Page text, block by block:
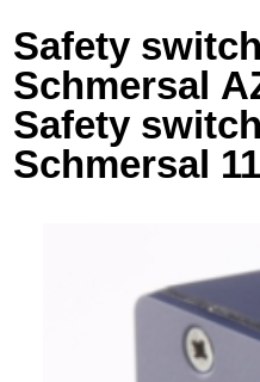
Safety
Schmersal
Safety
Schmersal